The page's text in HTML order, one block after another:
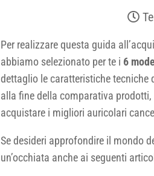
Per realizzare questa guida
abbiamo selezionato per te i 6
dettaglio le caratteristiche tecniche
alla fine della comparativa
acquistare i migliori auricolari
Se desideri approfondire il mondo
un’occhiata anche ai seguenti